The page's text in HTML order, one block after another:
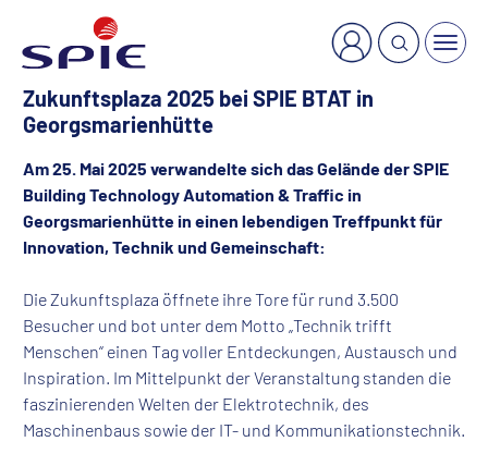
Zukunftsplaza 2025 bei SPIE BTAT in
Georgsmarienhütte
Am 25. Mai 2025 verwandelte sich das Gelände der SPIE
Building Technology Automation & Traffic in
Georgsmarienhütte in einen lebendigen Treffpunkt für
Innovation, Technik und Gemeinschaft:
Die Zukunftsplaza öffnete ihre Tore für rund 3.500
Besucher und bot unter dem Motto „Technik trifft
Menschen“ einen Tag voller Entdeckungen, Austausch und
Inspiration. Im Mittelpunkt der Veranstaltung standen die
faszinierenden Welten der Elektrotechnik, des
Maschinenbaus sowie der IT- und Kommunikationstechnik.